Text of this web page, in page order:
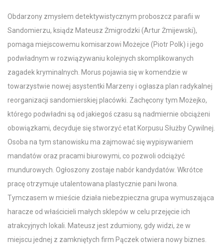
Obdarzony zmysłem detektywistycznym proboszcz parafii w
Sandomierzu, ksiądz Mateusz Żmigrodzki (Artur Żmijewski),
pomaga miejscowemu komisarzowi Możejce (Piotr Polk) i jego
podwładnym w rozwiązywaniu kolejnych skomplikowanych
zagadek kryminalnych. Morus pojawia się w komendzie w
towarzystwie nowej asystentki Marzeny i ogłasza plan radykalnej
reorganizacji sandomierskiej placówki. Zachęcony tym Możejko,
którego podwładni są od jakiegoś czasu są nadmiernie obciążeni
obowiązkami, decyduje się stworzyć etat Korpusu Służby Cywilnej.
Osoba na tym stanowisku ma zajmować się wypisywaniem
mandatów oraz pracami biurowymi, co pozwoli odciążyć
mundurowych. Ogłoszony zostaje nabór kandydatów. Wkrótce
pracę otrzymuje utalentowana plastycznie pani Iwona.
Tymczasem w mieście działa niebezpieczna grupa wymuszająca
haracze od właścicieli małych sklepów w celu przejęcie ich
atrakcyjnych lokali. Mateusz jest zdumiony, gdy widzi, że w
miejscu jednej z zamkniętych firm Pączek otwiera nowy biznes.